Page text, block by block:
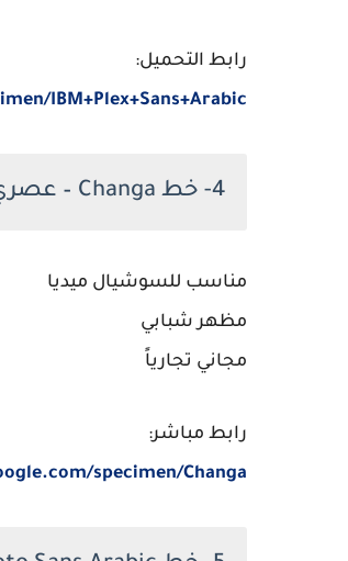
رابط التحميل:
IBM+Plex+Sans+Arabic
4- خط Changa – عصري وجذاب
مناسب للسوشيال ميديا
مظهر شبابي
مجاني تجارياً
رابط مباشر:
specimen/Changa